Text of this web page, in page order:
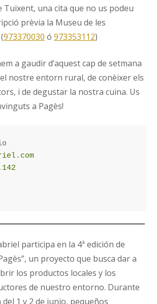
Tuixent, una cita que no us podeu
prèvia la Museu de les
973370030 ó 973353112)
a gaudir d’aquest cap de setmana
nostre entorn rural, de conèixer els
i de degustar la nostra cuina. Us
a Pagès!
participa en la 4ª edición de
un proyecto que busca dar a
los productos locales y los
de nuestro entorno. Durante
1 y 2 de junio, pequeños